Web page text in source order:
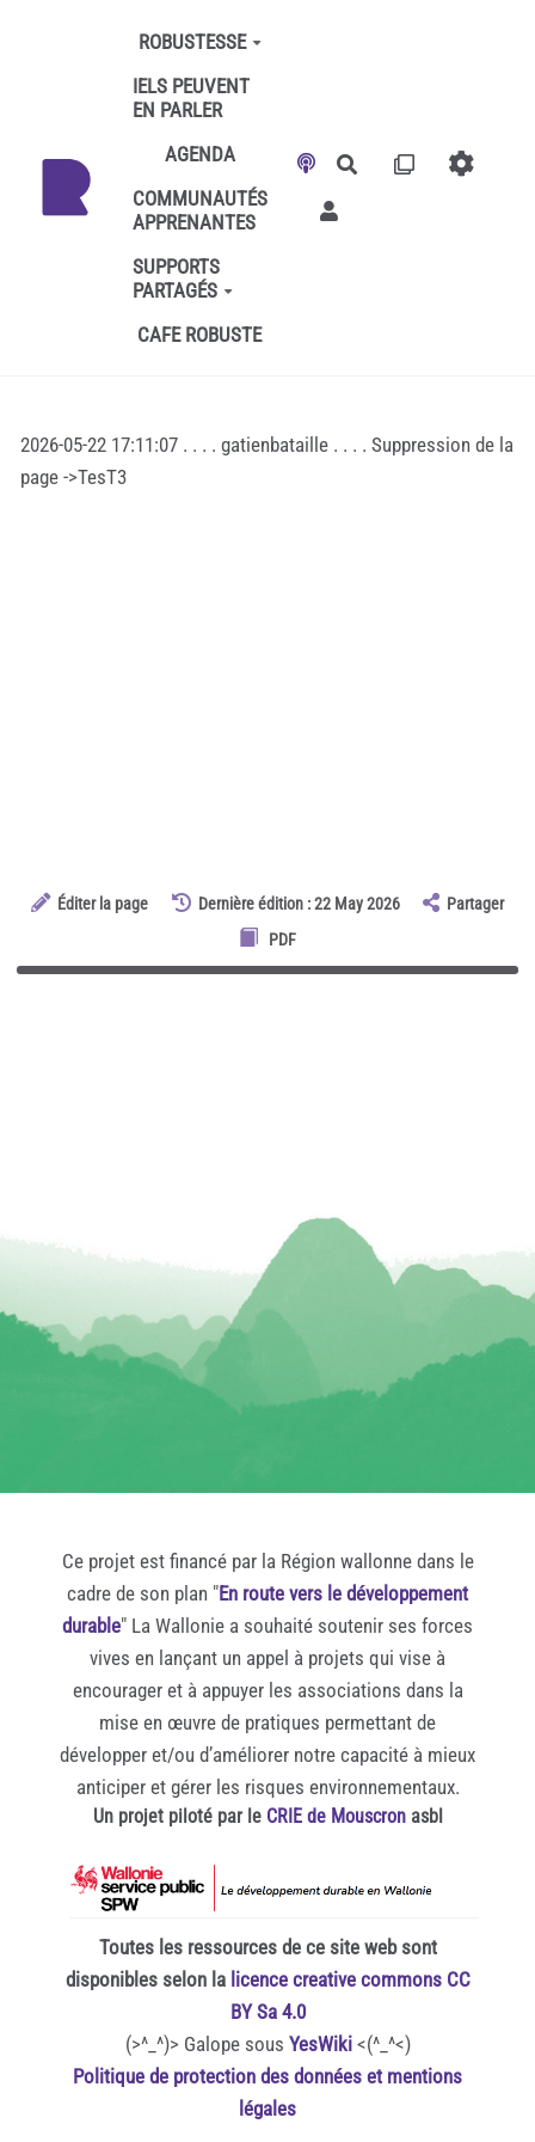
Aller au contenu principal
ROBUSTESSE
IELS PEUVENT
EN PARLER
AGENDA
COMMUNAUTÉS
APPRENANTES
SUPPORTS
PARTAGÉS
CAFE ROBUSTE
Rechercher
2026-05-22 17:11:07 . . . . gatienbataille . . . . Suppression de la
page ->TesT3
Éditer la page Dernière édition : 22 May 2026
Partager
PDF
Ce projet est financé par la Région wallonne dans le
cadre de son plan "En route vers le développement
durable" La Wallonie a souhaité soutenir ses forces
vives en lançant un appel à projets qui vise à
encourager et à appuyer les associations dans la
mise en œuvre de pratiques permettant de
développer et/ou d’améliorer notre capacité à mieux
anticiper et gérer les risques environnementaux.
Un projet piloté par le CRIE de Mouscronasbl
Toutes les ressources de ce site web sont
disponibles selon la licence creative commons CC
BY Sa 4.0
(>^_^)> Galope sous YesWiki<(^_^<)
Politique de protection des données et mentions
légales